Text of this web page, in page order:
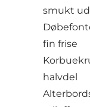
smukt
fin frise
halvdel